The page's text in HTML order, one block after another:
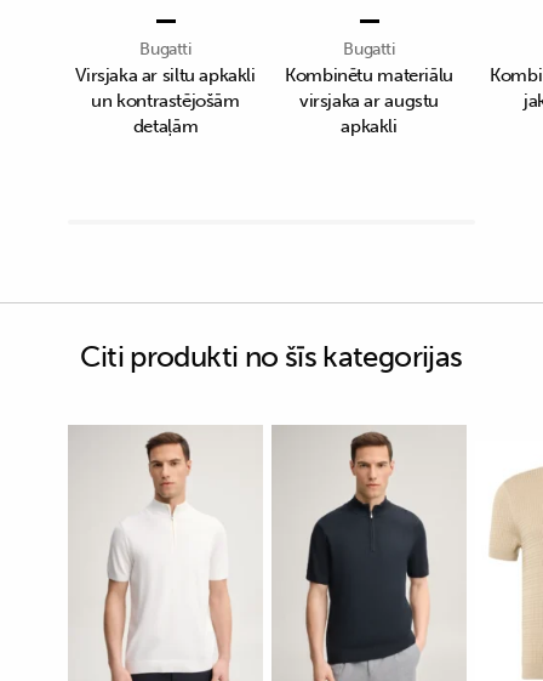
Bugatti
Virsjaka ar siltu apkakli
un kontrastējošām
detaļām
Bugatti
Kombinētu materiālu
virsjaka ar augstu
apkakli
Citi produkti no šīs kategorijas